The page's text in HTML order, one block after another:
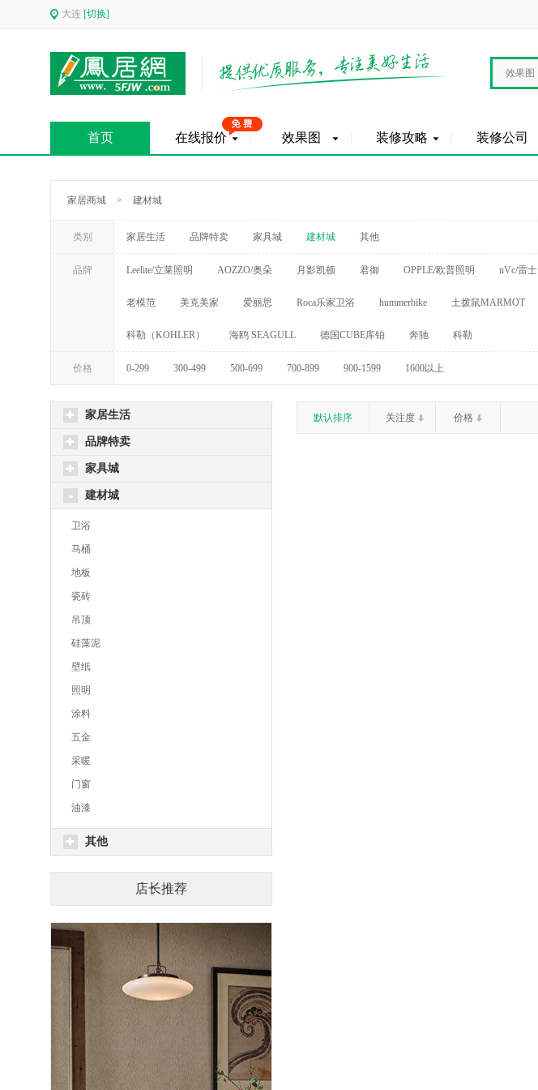
大连 [切换]
效果图
首页 在线报价 效果图 装修攻略 装修公司
家居商城 > 建材城
类别 家居生活 品牌特卖 家具城 建材城 其他
品牌 Leelite/立莱照明 AOZZO/奥朵 月影凯顿 君御 OPPLE/欧普照明 nVc/雷士
老模范 美克美家 爱丽思 Roca乐家卫浴 hummerbike 土拨鼠MARMOT
科勒（KOHLER） 海鸥 SEAGULL 德国CUBE库铂 奔驰 科勒
价格 0-299 300-499 500-699 700-899 900-1599 1600以上
家居生活
品牌特卖
家具城
建材城
卫浴
马桶
地板
瓷砖
吊顶
硅藻泥
壁纸
照明
涂料
五金
采暖
门窗
油漆
其他
店长推荐
默认排序 关注度 价格